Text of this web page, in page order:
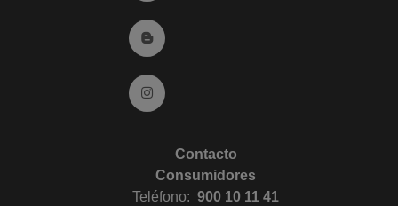
Ir al Blog (abre en ventana nueva)
Ir a Instagram (abre en ventana nueva)
Contacto
Consumidores
Teléfono: 900 10 11 41